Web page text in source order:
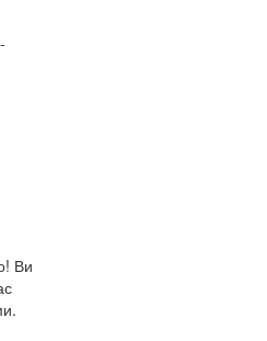
Ви